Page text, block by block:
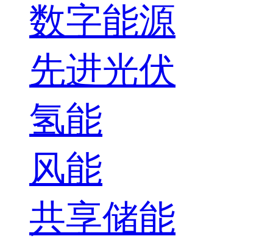
数字能源
先进光伏
氢能
风能
共享储能